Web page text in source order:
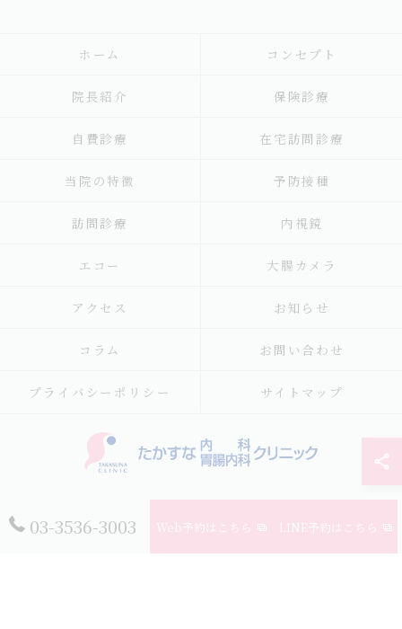
03-3536-3003 Web予約はこちら LINE予約はこちら
ホーム コンセプト
院長紹介 保険診療
自費診療 在宅訪問診療
当院の特徴 予防接種
訪問診療 内視鏡
エコー 大腸カメラ
アクセス お知らせ
コラム お問い合わせ
プライバシーポリシー サイトマップ
© 2026 東京都江東区の内科ならたかすな内科・胃腸内科クリニック ALL
RIGHTS RESERVED.